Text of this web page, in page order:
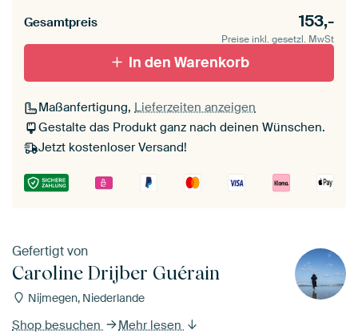
Gesamtpreis 153,-
Preise inkl. gesetzl. MwSt
In den Warenkorb
Maßanfertigung, Lieferzeiten anzeigen
Gestalte das Produkt ganz nach deinen Wünschen.
Jetzt kostenloser Versand!
Gefertigt von
Caroline Drijber Guérain
Nijmegen, Niederlande
Shop besuchen Mehr lesen